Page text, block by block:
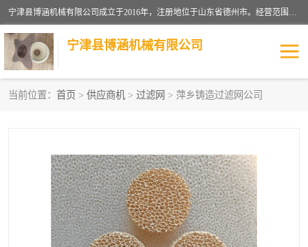
宁津县博涵机械有限公司成立于2016年，注册地位于山东省德州市。经营范围包括：机械设备研发、生产及销售，铸造用造型材料生产、销售，玻璃纤维及制品制造、销售，汽车零配件零售，机械零件、零部件加工，机械零件、零部件销售等；主要产品有：纤维过滤网,陶瓷过滤器,泡沫陶瓷过滤器,耐高温纤维过滤器,铸铁过滤器,铸铜过滤网,铸铝过滤网,铝轮毂过滤网,高效过滤网,高效陶瓷过滤网,高效纤维过滤网。
宁津县博涵机械有限公司
当前位置： 首页 > 供应商机 > 过滤网 > 萍乡铸造过滤网公司